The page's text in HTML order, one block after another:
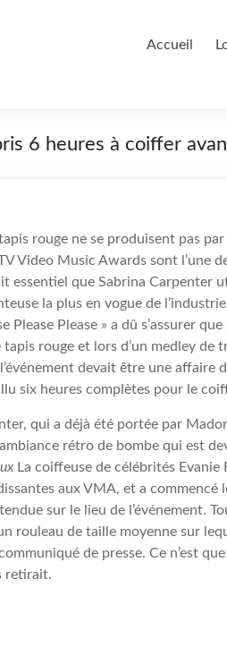
Accueil
6 heures à coiffer
rouge ne se produisent pas
Video Music Awards sont l’une
essentiel que Sabrina Carpenter
la plus en vogue de
Please Please » a dû s’assurer
rouge et lors d’un medley de
devait être une affaire
six heures complètes pour le
qui a déjà été portée par
rétro de bombe qui est
La coiffeuse de célébrités Evanie
aux VMA, et a commencé
sur le lieu de l’événement.
rouleau de taille moyenne sur
de presse. Ce n’est
retirait.